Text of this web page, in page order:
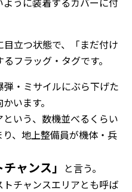
立つ状態で、「まだ付け
フラッグ・タグです。
・ミサイルにぶら下げた
います。
いう、数機並べるくらい
、地上整備員が機体・兵
チャンス」
と言う。
チャンスエリアとも呼ば